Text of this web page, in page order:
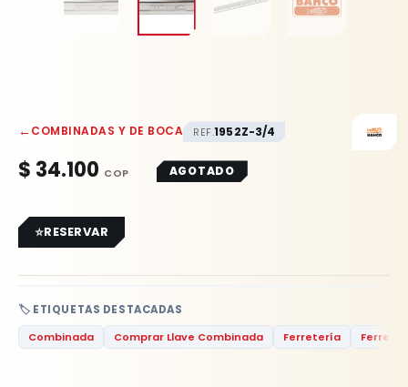
←COMBINADAS Y DE BOCA REF.1952Z-3/4
$ 34.100 AGOTADO
🏷️ ETIQUETAS DESTACADAS
Combinada
Comprar Llave Combinada Ferretería
RESERVAR